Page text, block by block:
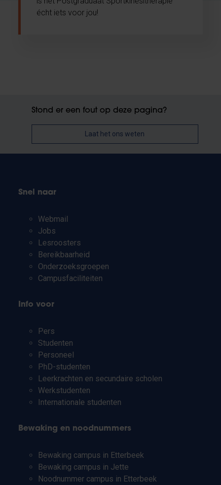
écht iets voor jou!
Stond er een fout op deze pagina?
Laat het ons weten
Snel naar
Webmail
Jobs
Lesroosters
Bereikbaarheid
Onderzoeksgroepen
Campusfaciliteiten
Info voor
Pers
Studenten
Personeel
PhD-studenten
Leerkrachten en secundaire scholen
Werkstudenten
Internationale studenten
Bewaking en noodnummers
Bewaking campus in Etterbeek
Bewaking campus in Jette
Noodnummer campus in Etterbeek